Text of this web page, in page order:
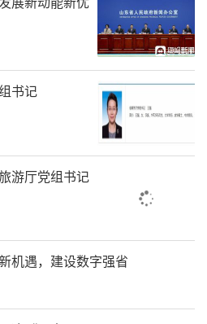
对决中，依旧是老牌队伍
比0.5战胜以年轻棋手为
区也全部分出了胜负，在
队伍皆获得胜利，分别
胜江苏队、深圳4比1胜浙
伍晋级前四名的角逐，另
至第8名的排位。
进行，山东玲珑轮胎队将
书记
游厅党组书记
机遇，建设数字强省